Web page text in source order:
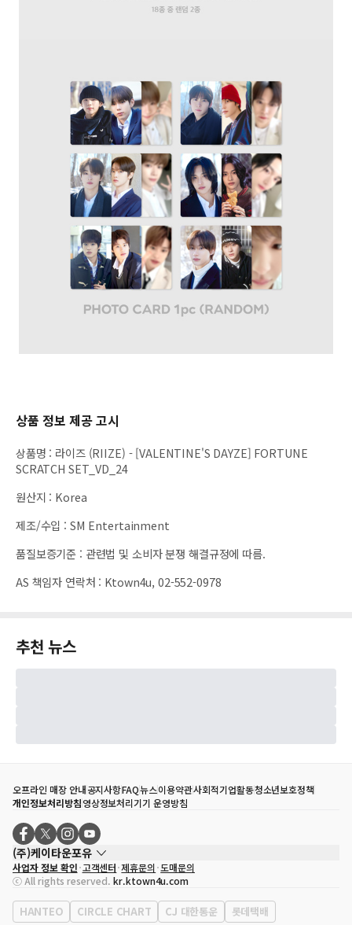
상품 정보 제공 고시
상품명 : 라이즈 (RIIZE) - [VALENTINE'S DAYZE] FORTUNE
SCRATCH SET_VD_24
원산지 : Korea
제조/수입 : SM Entertainment
품질보증기준 : 관련법 및 소비자 분쟁 해결규정에 따름.
AS 책임자 연락처 : Ktown4u, 02-552-0978
추천 뉴스
오프라인 매장 안내공지사항FAQ뉴스이용약관사회적기업활동청소년보호정책
개인정보처리방침영상정보처리기기 운영방침
(주)케이타운포유
대표자
송효민
사업자등록번호
120-87-71116
통신판매업 신고번호 제2011-서울강남-02223
대표전화
02-552-9855
사업자 정보 확인 고객센터 제휴문의 도매문의
ⓒ All rights reserved. kr.ktown4u.com
HANTEO CIRCLE CHART CJ 대한통운 롯데택배